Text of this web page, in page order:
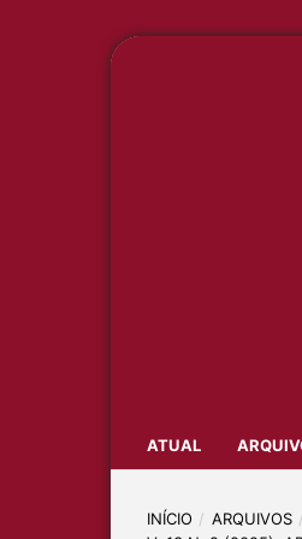
ATUAL
INÍCIO / ARQUIVOS /